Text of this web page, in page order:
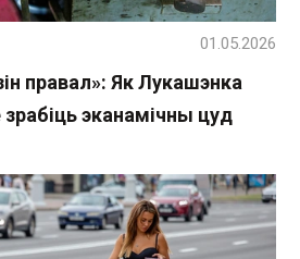
правал»: Як Лукашэнка
эканамічны цуд
01.05.2026